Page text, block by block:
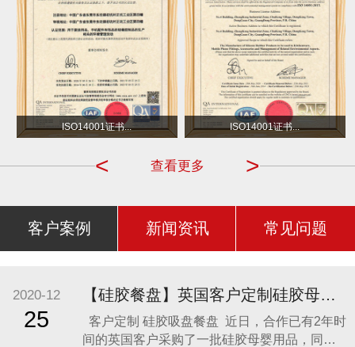
ISO14001证书... ISO14001证书...
>
查看更多
<
沃尔玛 小不点 DOT
客户案例 新闻资讯 常见问题
2020-12
25
【硅胶餐盘】英国客户定制硅胶母婴用品 硅胶吸盘餐盘
客户定制 硅胶吸盘餐盘 近日，合作已有2年时
间的英国客户采购了一批硅胶母婴用品，同时